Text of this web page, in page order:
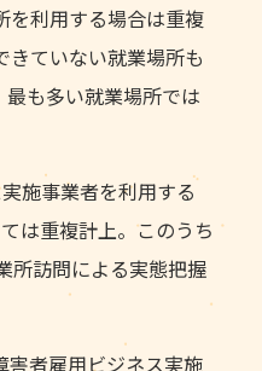
を利用する場合は重複
きていない就業場所も
も多い就業場所では
施事業者を利用する
は重複計上。このうち
所訪問による実態把握
者雇用ビジネス実施